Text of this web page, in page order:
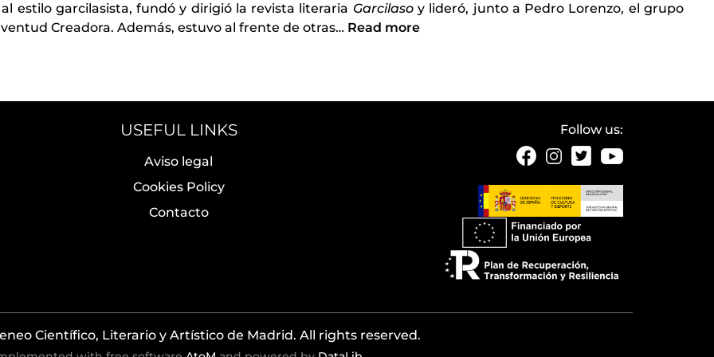
estilo garcilasista, fundó y dirigió la revista literaria Garcilasoy lideró, junto a Pedro Lorenzo, el grupo
Creadora. Además, estuvo al frente de otras… Read more
USEFUL LINKS
Aviso legal
Cookies Policy
Contacto
Follow us:
Científico, Literario y Artístico de Madrid. All rights reserved.